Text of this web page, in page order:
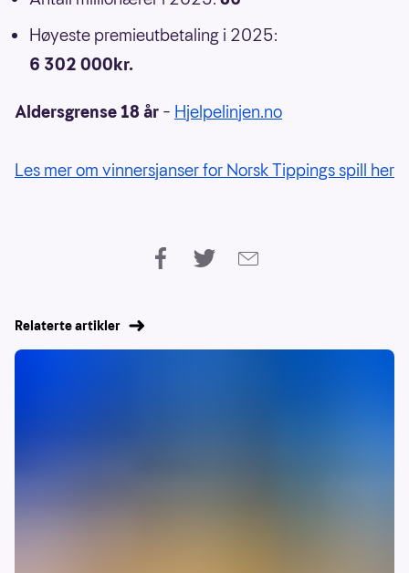
Høyeste premieutbetaling i 2025:
6 302 000kr.
Aldersgrense 18 år – Hjelpelinjen.no
Les mer om vinnersjanser for Norsk Tippings spill her
Relaterte artikler